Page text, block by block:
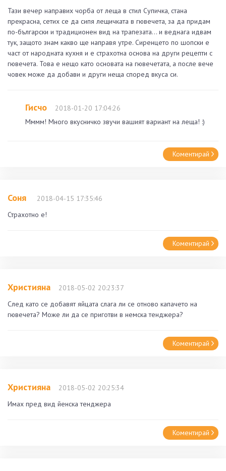
Тази вечер направих чорба от леща в стил Супичка, стана
прекрасна, сетих се да сипя лещичката в гювечета, за да придам
по-български и традиционен вид на трапезата... и веднага идвам
тук, защото знам какво ще направя утре. Сиренцето по шопски е
част от народната кухня и е страхотна основа на други рецепти с
гювечета. Това е нещо като основата на гювечетата, а после вече
човек може да добави и други неща според вкуса си.
Гисчо
2018-01-20 17:04:26
Мммм! Много вкусничко звучи вашият вариант на леща! :)
Коментирай
Соня
2018-04-15 17:35:46
Страхотно е!
Коментирай
Християна
2018-05-02 20:23:37
След като се добавят яйцата слага ли се отново капачето на
гювечета? Може ли да се приготви в немска тенджера?
Коментирай
Християна
2018-05-02 20:25:34
Имах пред вид йенска тенджера
Коментирай